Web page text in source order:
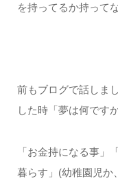
を持ってるか持って
前もブログで話しま
した時「夢は何です
「お金持になる事」
暮らす」(幼稚園児か